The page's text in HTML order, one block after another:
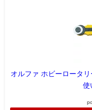
オルファ ホビーロータ
使